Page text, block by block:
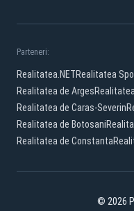
Parteneri:
Realitatea.NETRealitatea
Realitatea de Arges
Realitatea de Caras-Severin
Realitatea de Botosani
Realitatea de Constanta
© 2026